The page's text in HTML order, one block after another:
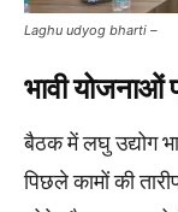
Laghu udyog bharti –
भावी योजनाओं
बैठक में लघु उद्योग
पिछले कामों की